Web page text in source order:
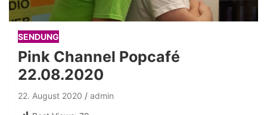
SENDUNG
Pink Channel Popcafé
22.08.2020
22. August 2020
admin